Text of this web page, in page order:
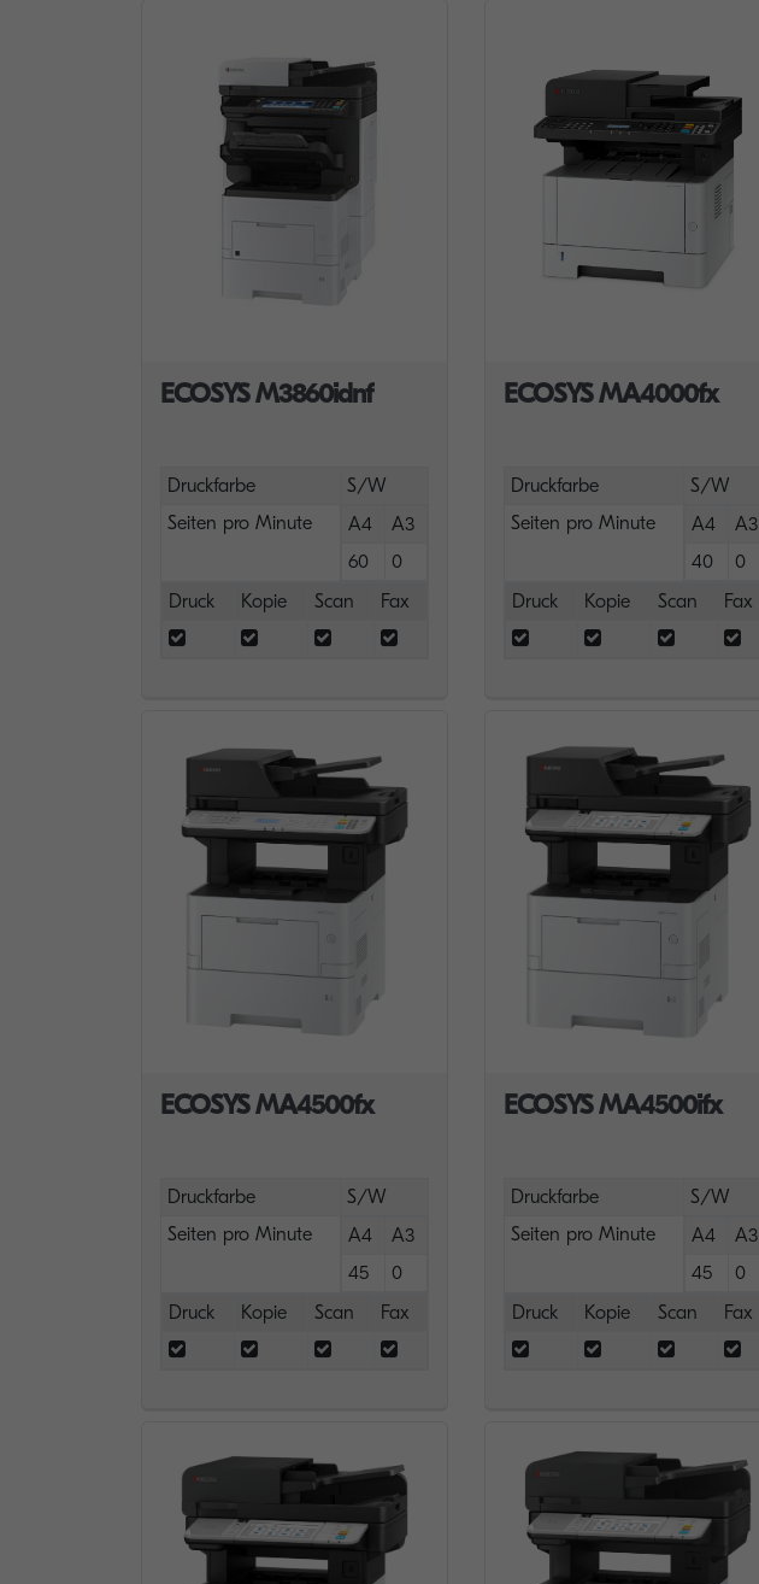
ECOSYS M3860idnf
Druckfarbe
S/W
Seiten pro Minute
A4
A3
60
0
Druck
Kopie Scan Fax
ECOSYS MA4000fx
Druckfarbe
S/W
Seiten pro Minute
A4
A3
40
0
Druck
Kopie Scan Fax
ECOSYS MA4500fx
Druckfarbe
S/W
Seiten pro Minute
A4
A3
45
0
Druck
Kopie Scan Fax
ECOSYS MA4500ifx
Druckfarbe
S/W
Seiten pro Minute
A4
A3
45
0
Druck
Kopie Scan Fax